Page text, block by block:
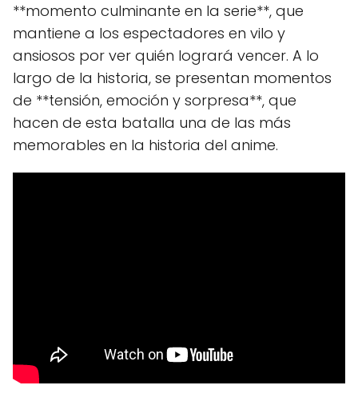
**momento culminante en la serie**, que
mantiene a los espectadores en vilo y
ansiosos por ver quién logrará vencer. A lo
largo de la historia, se presentan momentos
de **tensión, emoción y sorpresa**, que
hacen de esta batalla una de las más
memorables en la historia del anime.